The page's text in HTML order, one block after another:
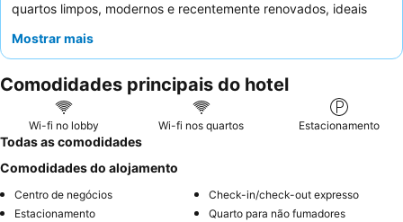
quartos limpos, modernos e recentemente renovados, ideais
equipa simpática e atenciosa
tranquila, os hóspedes devem considerar solicitar um quarto
que não esteja virado para a rua.
Mostrar mais
Comodidades principais do hotel
Wi-fi no lobby Wi-fi nos quartos Estacionamento
Todas as comodidades
Comodidades do alojamento
Centro de negócios
Check-in/check-out expresso
Estacionamento
Quarto para não fumadores